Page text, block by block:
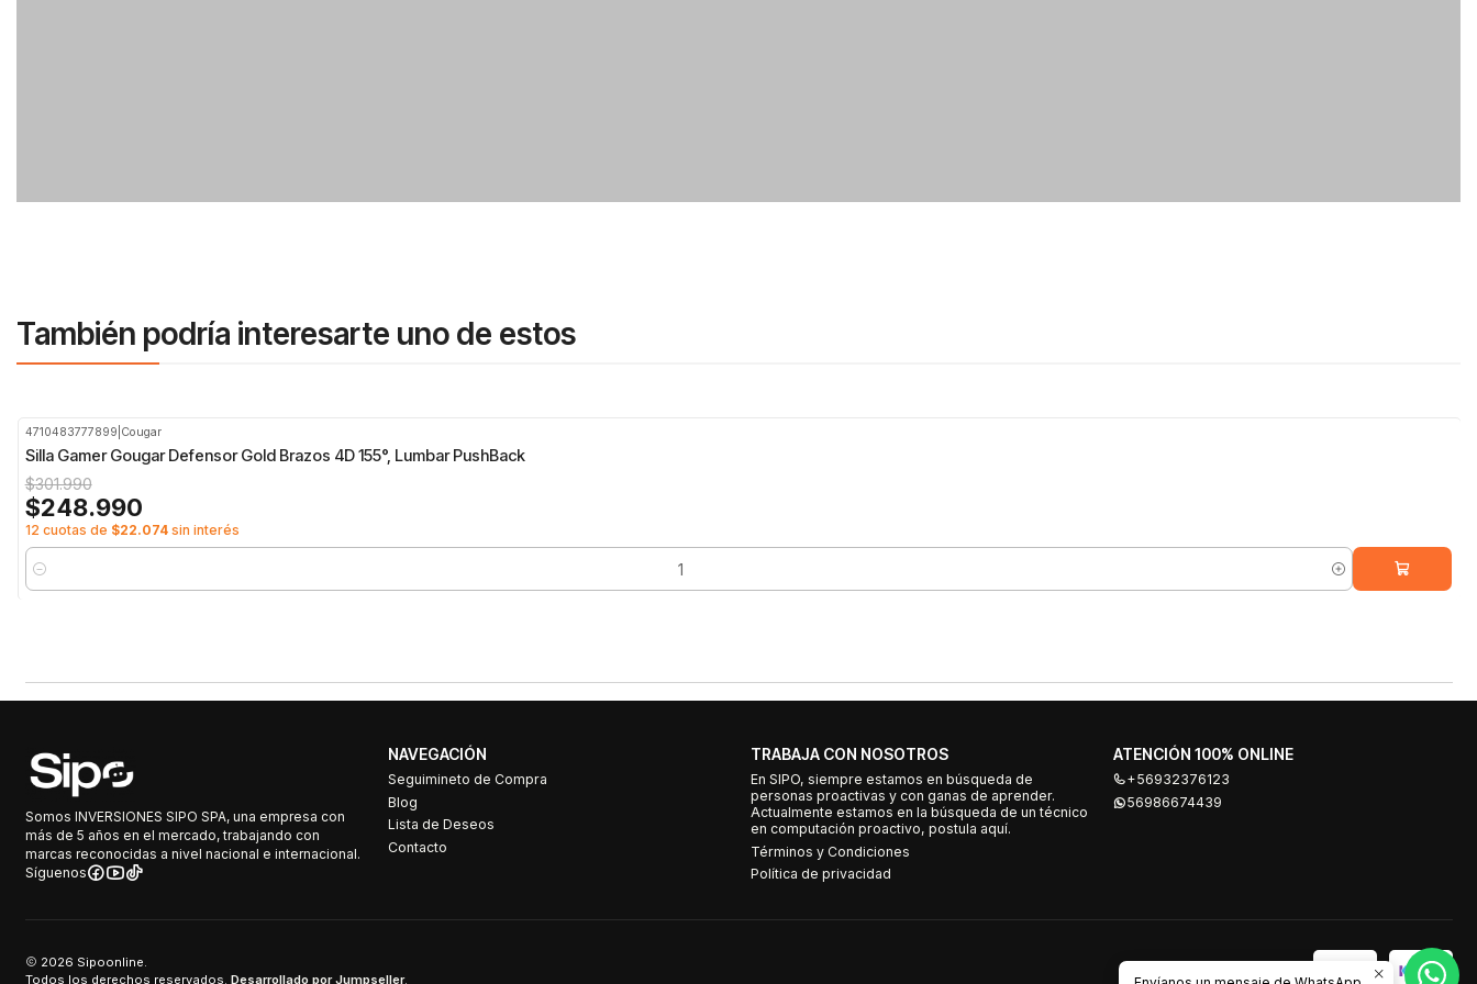
También podría interesarte uno de estos
4710483777899 Cougar
Silla Gamer Gougar Defensor Gold Brazos 4D 155°, Lumbar PushBack
$301.990
$248.990
12 cuotas de $22.074sin interés
Cantidad
Somos INVERSIONES SIPO SPA, una empresa con
más de 5 años en el mercado, trabajando con
marcas reconocidas a nivel nacional e internacional.
Síguenos
NAVEGACIÓN
Seguimineto de Compra
Blog
Lista de Deseos
Contacto
TRABAJA CON NOSOTROS
En SIPO, siempre estamos en búsqueda de
personas proactivas y con ganas de aprender.
Actualmente estamos en la búsqueda de un técnico
en computación proactivo, postula aquí.
Términos y Condiciones
Política de privacidad
ATENCIÓN 100% ONLINE
+56932376123
56986674439
2026 Sipoonline.
Todos los derechos reservados. Desarrollado por Jumpseller.